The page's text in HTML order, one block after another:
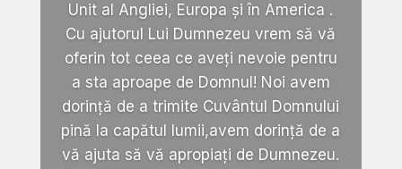
Unit al Angliei, Europa și în America .
Cu ajutorul Lui Dumnezeu vrem să vă
oferin tot ceea ce aveți nevoie pentru
a sta aproape de Domnul! Noi avem
dorință de a trimite Cuvântul Domnului
pină la capătul lumii,avem dorință de a
vă ajuta să vă apropiați de Dumnezeu.